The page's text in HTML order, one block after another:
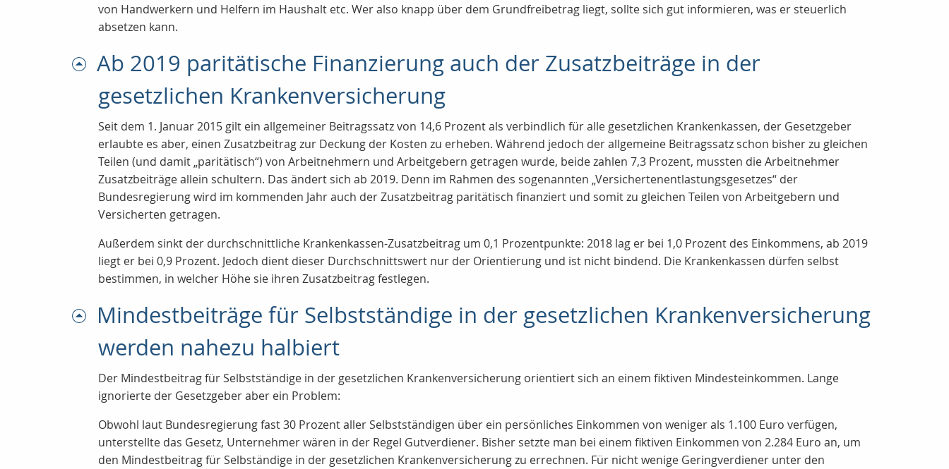
von Handwerkern und Helfern im Haushalt etc. Wer also knapp über dem Grundfreibetrag liegt, sollte sich gut informieren, was er steuerlich
absetzen kann.
Ab 2019 paritätische Finanzierung auch der Zusatzbeiträge in der
gesetzlichen Krankenversicherung
Seit dem 1. Januar 2015 gilt ein allgemeiner Beitragssatz von 14,6 Prozent als verbindlich für alle gesetzlichen Krankenkassen, der Gesetzgeber
erlaubte es aber, einen Zusatzbeitrag zur Deckung der Kosten zu erheben. Während jedoch der allgemeine Beitragssatz schon bisher zu gleichen
Teilen (und damit „paritätisch“) von Arbeitnehmern und Arbeitgebern getragen wurde, beide zahlen 7,3 Prozent, mussten die Arbeitnehmer
Zusatzbeiträge allein schultern. Das ändert sich ab 2019. Denn im Rahmen des sogenannten „Versichertenentlastungsgesetzes“ der
Bundesregierung wird im kommenden Jahr auch der Zusatzbeitrag paritätisch finanziert und somit zu gleichen Teilen von Arbeitgebern und
Versicherten getragen.
Außerdem sinkt der durchschnittliche Krankenkassen-Zusatzbeitrag um 0,1 Prozentpunkte: 2018 lag er bei 1,0 Prozent des Einkommens, ab 2019
liegt er bei 0,9 Prozent. Jedoch dient dieser Durchschnittswert nur der Orientierung und ist nicht bindend. Die Krankenkassen dürfen selbst
bestimmen, in welcher Höhe sie ihren Zusatzbeitrag festlegen.
Mindestbeiträge für Selbstständige in der gesetzlichen Krankenversicherung
werden nahezu halbiert
Der Mindestbeitrag für Selbstständige in der gesetzlichen Krankenversicherung orientiert sich an einem fiktiven Mindesteinkommen. Lange
ignorierte der Gesetzgeber aber ein Problem:
Obwohl laut Bundesregierung fast 30 Prozent aller Selbstständigen über ein persönliches Einkommen von weniger als 1.100 Euro verfügen,
unterstellte das Gesetz, Unternehmer wären in der Regel Gutverdiener. Bisher setzte man bei einem fiktiven Einkommen von 2.284 Euro an, um
den Mindestbeitrag für Selbständige in der gesetzlichen Krankenversicherung zu errechnen. Für nicht wenige Geringverdiener unter den